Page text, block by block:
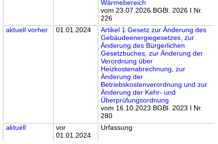
Wärmebereich
vom 23.07.2026 BGBl. 2026 I Nr.
226
aktuell vorher 01.01.2024
Artikel 1 Gesetz zur Änderung des
Gebäudeenergiegesetzes, zur
Änderung des Bürgerlichen
Gesetzbuches, zur Änderung der
Verordnung über
Heizkostenabrechnung, zur
Änderung der
Betriebskostenverordnung und zur
Änderung der Kehr- und
Überprüfungsordnung
vom 16.10.2023 BGBl. 2023 I Nr.
280
aktuell
vor
01.01.2024
Urfassung